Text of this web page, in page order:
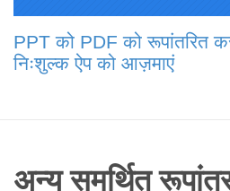
PPT को PDF को रूपांतरित
निःशुल्क ऐप को आज़माएं
अन्य समर्थित